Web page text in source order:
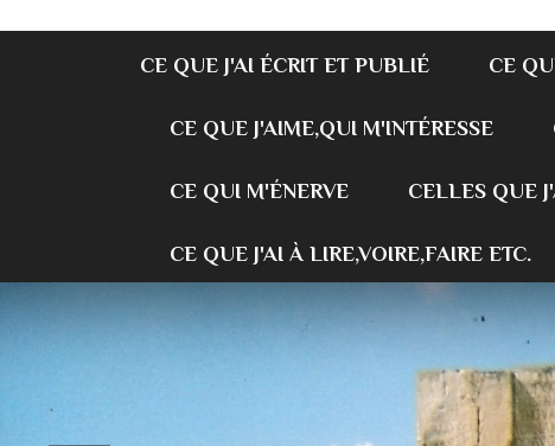
CE QUE J'AI ÉCRIT ET PUBLIÉ CE
CE QUE J'AIME,QUI M'INTÉRESSE
CE QUI M'ÉNERVE CELLES QUE
CE QUE J'AI À LIRE,VOIRE,FAIRE ETC.